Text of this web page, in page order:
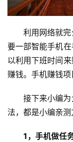
利用网络就
要一部智能手机
以利用下班时间
赚钱。手机赚钱项
接下来小编
法，都是小编亲测
1，手机做任